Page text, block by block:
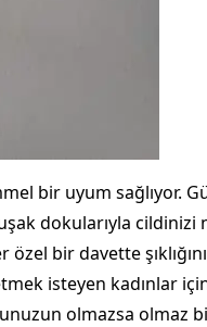
bir uyum sağlıyor.
dokularıyla cildinizi
bir davette
isteyen kadınlar
olmazsa olmaz